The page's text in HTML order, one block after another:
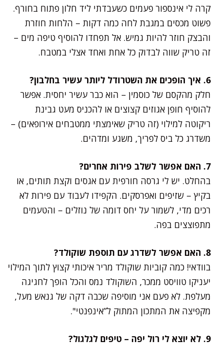
קרה לי אינספור פעמים כשעבדתי ליד חלון פתוח בחורף.
פשוט מכסים במגבת לחה כמה דקות – הלחות חוזרת
והבצק חוזר להיות גמיש. אל תפחדו להוסיף טיפה מים –
זה טריק שווה לבדוק כל אחת ואחד אצלי במטבח.
6. איך הופכים את השטרודל ליותר עשיר בחלבון?
חלק מהקסם של כוסמין – הוא כבר עשיר יחסית. אפשר
להוסיף חופן אגוזים קצוצים או להכניס מעט גבינת
ריקוטה למילוי (זה טריק שאימצתי ממטבחים אירופאים) –
משדרג כל ביס לפריך, משגע ומדהים.
7. האם אפשר לשלב פירות אחרים?
בהחלט. יש לי גרסה חורפית עם אגסים וקצת תותים, או
בקיץ – שזיפים ואפרסקים. הקפידו לעבוד עם פירות לא
רכים מדי, לשמור על יחס דומה של נוזלים – והטעמים
מתפוצצים בפה.
8. האם אפשר לשדרג עם תוספת שוקולד?
בוודאי! כמה קוביות שוקולד מריר איכותי קצוץ לתוך המילוי
יעניקו טוויסט ממכר, השוקולד נמס והכל הופך לחגיגה
מעלפת. לא פעם אני מוסיפה שכבה דקה של גנאש מעל,
מקפיצה את המתכון המתוק ל”אינפנטי".
9. לא יוצא לי רול יפה – טיפים לגלגול?